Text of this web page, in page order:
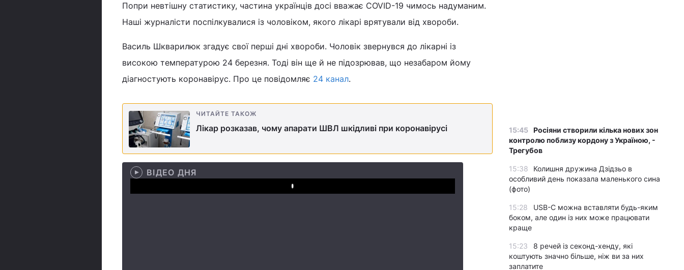
Попри невтішну статистику, частина українців досі вважає COVID-19 чимось надуманим.
Наші журналісти поспілкувалися із чоловіком, якого лікарі врятували від хвороби.
Василь Шкварилюк згадує свої перші дні хвороби. Чоловік звернувся до лікарні із
високою температурою 24 березня. Тоді він ще й не підозрював, що незабаром йому
діагностують коронавірус. Про це повідомляє 24 канал.
ЧИТАЙТЕ ТАКОЖ
Лікар розказав, чому апарати ШВЛ шкідливі при коронавірусі
ВІДЕО ДНЯ
Play
15:45 Росіяни створили кілька нових зон
контролю поблизу кордону з Україною, -
Трегубов
15:38
Колишня дружина Дзідзьо в
особливий день показала маленького сина
(фото)
15:28
USB-C можна вставляти будь-яким
боком, але один із них може працювати
краще
15:23
8 речей із секонд-хенду, які
коштують значно більше, ніж ви за них
заплатите